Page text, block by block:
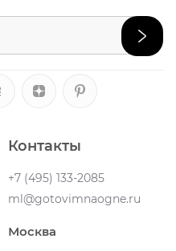
Контакты
+7 (495) 133-2085
ml@gotovimnaogne.ru
Москва